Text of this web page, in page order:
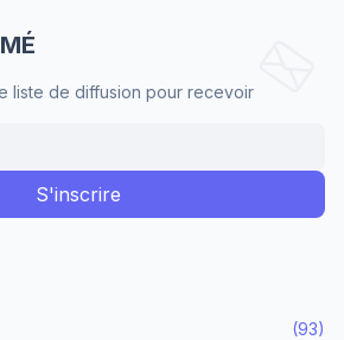
liste de diffusion pour recevoir
(93)